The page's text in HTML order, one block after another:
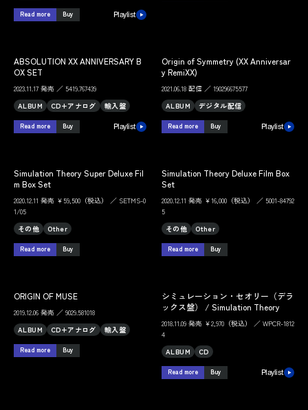
Read more Buy Playlist
ABSOLUTION XX ANNIVERSARY B
OX SET
2023.11.17 発売 ／ 5419.767439
ALBUM
CD+アナログ 輸入盤
Read more Buy Playlist
Origin of Symmetry (XX Anniversar
y RemiXX)
2021.06.18 配信 ／ 190296675577
ALBUM
デジタル配信
Read more Buy Playlist
Simulation Theory Super Deluxe Fil
m Box Set
2020.12.11 発売 ￥59,500（税込） ／ SETMS-0
1/05
その他
Other
Read more Buy
Simulation Theory Deluxe Film Box
Set
2020.12.11 発売 ￥16,000（税込） ／ 5001-84792
5
その他
Other
Read more Buy
ORIGIN OF MUSE
2019.12.06 発売 ／ 9029.581018
ALBUM
CD+アナログ 輸入盤
Read more Buy
シミュレーション・セオリー（デラ
ックス盤） / Simulation Theory
2018.11.09 発売 ￥2,970（税込） ／ WPCR-1812
4
ALBUM
CD
Read more Buy Playlist